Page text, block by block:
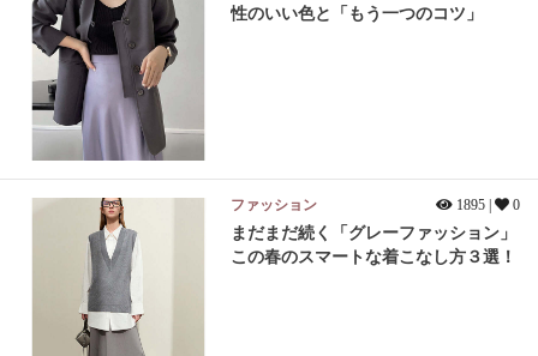
性のいい色と「もう一つのコツ」
ファッション 1895 | 0
まだまだ続く「グレーファッション」
この春のスマートな着こなし方３選！